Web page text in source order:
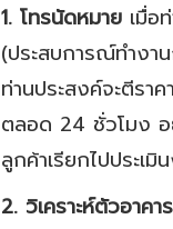
1. โทรนัดหมาย เมื่อ
(ประสบการณ์ทำงา
ท่านประสงค์จะตีรา
ตลอด 24 ชั่วโมง อ
ลูกค้าเรียกไปประเ
2. วิเคราะห์ตัวอาคาร